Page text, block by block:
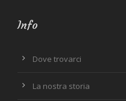
Info
Dove trovarci
La nostra storia